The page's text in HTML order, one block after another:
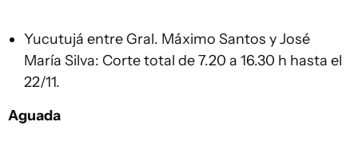
Yucutujá entre Gral. Máximo Santos y José
María Silva: Corte total de 7.20 a 16.30 h hasta el
22/11.
Aguada